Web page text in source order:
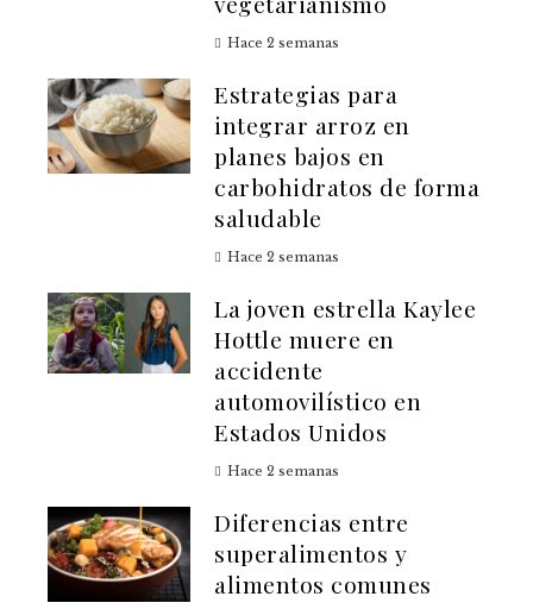
Hace 2 semanas
Estrategias para
integrar arroz en
planes bajos en
carbohidratos de forma
saludable
Hace 2 semanas
La joven estrella Kaylee
Hottle muere en
accidente
automovilístico en
Estados Unidos
Hace 2 semanas
Diferencias entre
superalimentos y
alimentos comunes